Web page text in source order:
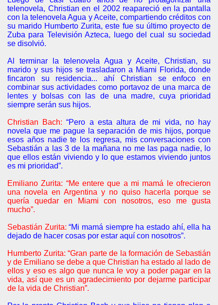
telenovela, Christian en el 2002 reapareció en la pantalla
con la telenovela Agua y Aceite, compartiendo créditos con
su marido Humberto Zurita, este fue su último proyecto de
Zuba para Televisión Azteca, luego del cual su sociedad
se disolvió.
Al terminar la telenovela Agua y Aceite, Christian, su
marido y sus hijos se trasladaron a Miami Florida, donde
fincaron su residencia... ahí Christian se enfoco en
combinar sus actividades como portavoz de una marca de
lentes y bolsas con las de una madre, cuya prioridad
siempre serán sus hijos.
Christian Bach: “Pero a esta altura de mi vida, no hay
novela que me pague la separación de mis hijos, porque
esos años nadie te los regresa, mis conversaciones con
Sebastián a las 3 de la mañana no me las paga nadie, lo
que ellos están viviendo y lo que estamos viviendo juntos
es mi prioridad”.
Emiliano Zurita: “Me entere que a mi mamá le ofrecieron
una novela en Argentina y no quiso hacerla porque se
quería quedar en Miami con nosotros, eso me gusta
mucho”.
Sebastián Zurita: “Mi mamá siempre ha estado ahí, ella ha
dejado de hacer cosas por estar aquí con nosotros”.
Humberto Zurita: “Gran parte de la formación de Sebastián
y de Emiliano se debe a que Christian ha estado al lado de
ellos y eso es algo que nunca le voy a poder pagar en la
vida, así que es un agradecimiento por dejarme participar
de la vida de Christian”.